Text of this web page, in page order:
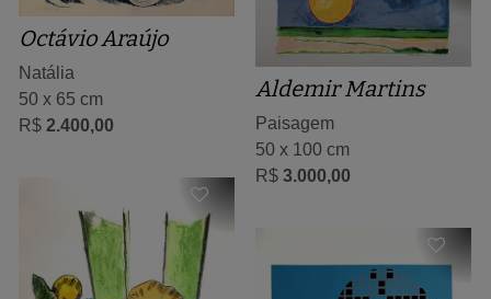
Octávio Araújo
Natália
50 x 65 cm
R$ 2.400,00
Aldemir Martins
Paisagem
50 x 100 cm
R$ 3.000,00